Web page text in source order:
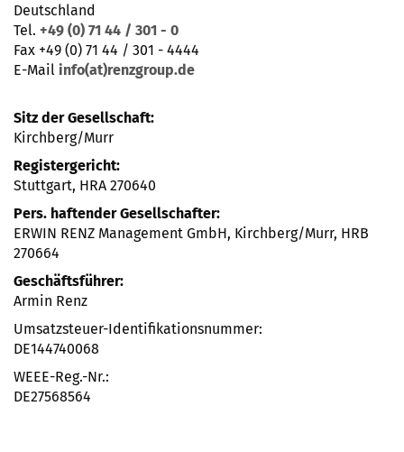
Deutschland
Tel. +49 (0) 71 44 / 301 - 0
Fax +49 (0) 71 44 / 301 - 4444
E-Mail info(at)renzgroup.de
Sitz der Gesellschaft:
Kirchberg/Murr
Registergericht:
Stuttgart, HRA 270640
Pers. haftender Gesellschafter:
ERWIN RENZ Management GmbH, Kirchberg/Murr, HRB
270664
Geschäftsführer:
Armin Renz
Umsatzsteuer-Identifikationsnummer:
DE144740068
WEEE-Reg.-Nr.:
DE27568564